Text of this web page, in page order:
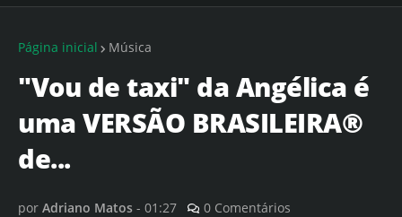
Página inicial Música
"Vou de taxi" da Angélica é
uma VERSÃO BRASILEIRA®
de...
por Adriano Matos - 01:27 0 Comentários